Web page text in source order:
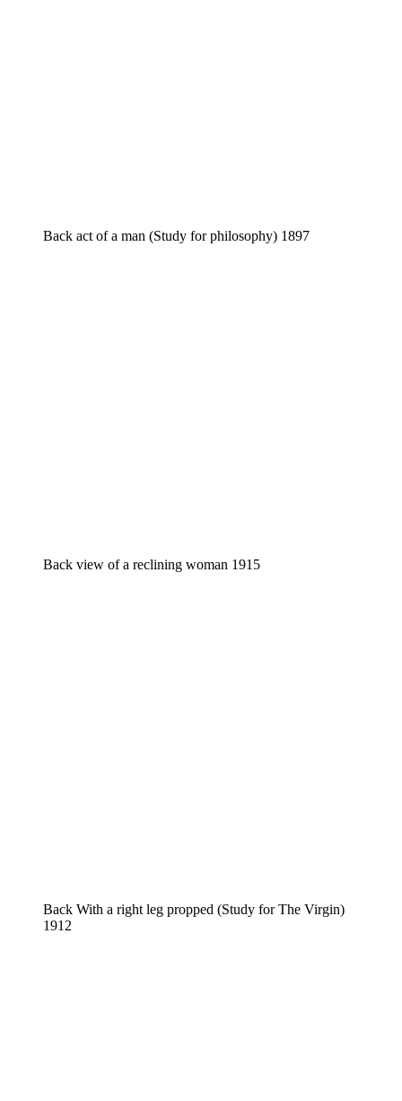
Back act of a man (Study for philosophy) 1897
Back view of a reclining woman 1915
Back With a right leg propped (Study for The Virgin)
1912